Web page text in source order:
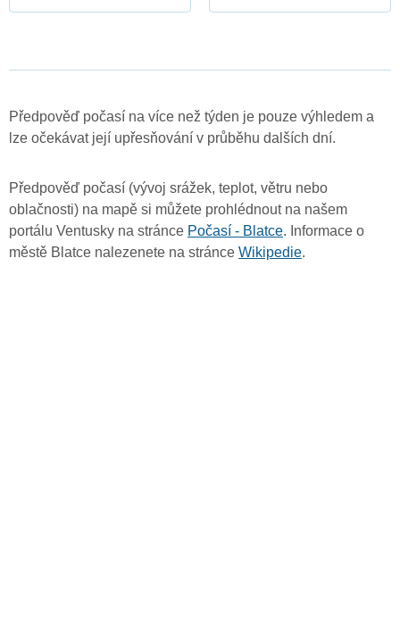
Předpověď počasí na více než týden je pouze výhledem a
lze očekávat její upřesňování v průběhu dalších dní.
Předpověď počasí (vývoj srážek, teplot, větru nebo
oblačnosti) na mapě si můžete prohlédnout na našem
portálu Ventusky na stránce Počasí - Blatce. Informace o
městě Blatce nalezenete na stránce Wikipedie.